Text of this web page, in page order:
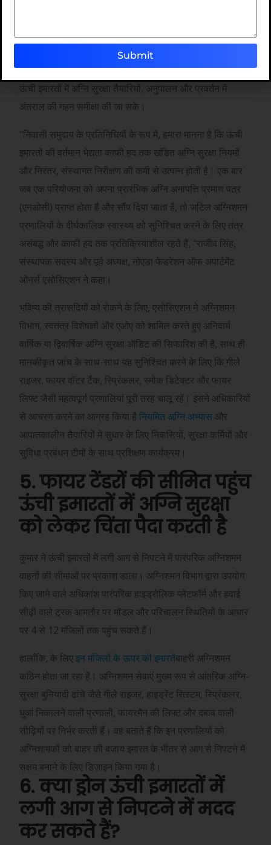
होमबॉयर्स एसोसिएशन ने भी कहानोएडा की ऊंची इमारतों में लगी आग
इसे एक जागृत कॉल के रूप में काम करना चाहिए, जिससे आवासीय
ऊंची इमारतों में अग्नि सुरक्षा तैयारियों, अनुपालन और प्रवर्तन में
अंतराल की गहन समीक्षा की जा सके।
“निवासी समुदाय के प्रतिनिधियों के रूप में, हमारा मानना ​​​​है कि ऊंची
इमारतों की वर्तमान भेद्यता काफी हद तक खंडित अग्नि सुरक्षा नियमों
और निरंतर, संस्थागत निरीक्षण की कमी से उत्पन्न होती है। एक बार
जब एक परियोजना को अपना प्रारंभिक अग्नि अनापत्ति प्रमाण पत्र
(एनओसी) प्राप्त होता है और सौंप दिया जाता है, तो जटिल अग्निशमन
प्रणालियों के दीर्घकालिक स्वास्थ्य को सुनिश्चित करने के लिए तंत्र
असंबद्ध और काफी हद तक प्रतिक्रियाशील रहते हैं, “राजीव सिंह,
संस्थापक सदस्य और पूर्व अध्यक्ष, नोएडा फेडरेशन ऑफ अपार्टमेंट
ओनर्स एसोसिएशन ने कहा।
भविष्य की त्रासदियों को रोकने के लिए, एसोसिएशन ने अग्निशमन
विभाग, स्वतंत्र विशेषज्ञों और एओए को शामिल करते हुए अनिवार्य
वार्षिक या द्विवार्षिक अग्नि सुरक्षा ऑडिट की सिफारिश की है, साथ ही
मानकीकृत जांच के साथ-साथ यह सुनिश्चित करने के लिए कि गीले
राइजर, फायर वॉटर टैंक, स्प्रिंकलर, स्मोक डिटेक्टर और फायर
लिफ्ट जैसी महत्वपूर्ण प्रणालियां पूरी तरह चालू रहें। इसने अधिकारियों
से आचरण करने का आग्रह किया हैनियमित अग्नि अभ्यासऔर
आपातकालीन तैयारियों में सुधार के लिए निवासियों, सुरक्षा कर्मियों और
सुविधा प्रबंधन टीमों के साथ प्रशिक्षण कार्यक्रम।
5. फायर टेंडरों की सीमित पहुंच
ऊंची इमारतों में अग्नि सुरक्षा
को लेकर चिंता पैदा करती है
कुमार ने ऊंची इमारतों में लगी आग से निपटने में पारंपरिक अग्निशमन
वाहनों की सीमाओं पर प्रकाश डाला। अग्निशमन विभाग द्वारा उपयोग
किए जाने वाले अधिकांश पारंपरिक हाइड्रोलिक प्लेटफॉर्म और हवाई
सीढ़ी वाले ट्रक आमतौर पर मॉडल और परिचालन स्थितियों के आधार
पर 4 से 12 मंजिलों तक पहुंच सकते हैं।
हालाँकि, के लिएइन मंजिलों के ऊपर की इमारतेंबाहरी अग्निशमन
कठिन होता जा रहा है। अग्निशमन सेवाएं मुख्य रूप से आंतरिक अग्नि-
सुरक्षा बुनियादी ढांचे जैसे गीले राइजर, हाइड्रेंट सिस्टम, स्प्रिंकलर,
धुआं निकालने वाली प्रणाली, फायरमैन की लिफ्ट और दबाव वाली
सीढ़ियों पर निर्भर करती हैं। वह बताते हैं कि इन प्रणालियों को
अग्निशामकों को बाहर की बजाय इमारत के भीतर से आग से निपटने में
सक्षम बनाने के लिए डिज़ाइन किया गया है।
6. क्या ड्रोन ऊंची इमारतों में
लगी आग से निपटने में मदद
कर सकते हैं?
Submit